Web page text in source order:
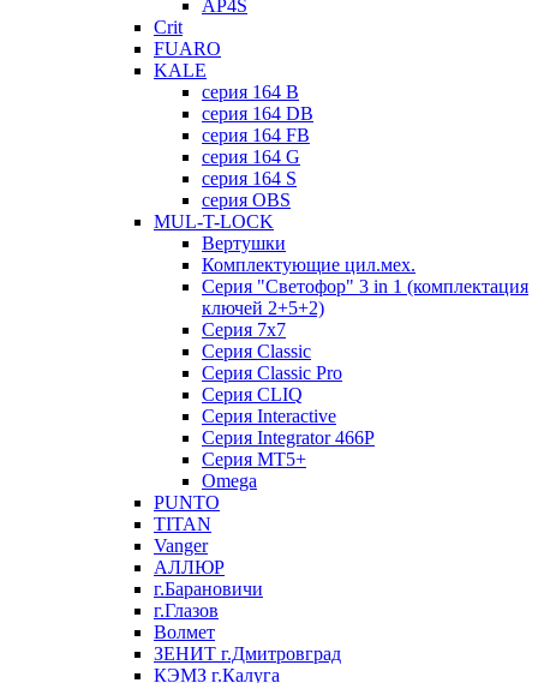
AP4S
Crit
FUARO
KALE
серия 164 B
серия 164 DB
серия 164 FB
серия 164 G
серия 164 S
серия OBS
MUL-T-LOCK
Вертушки
Комплектующие цил.мех.
Серия "Светофор" 3 in 1 (комплектация
ключей 2+5+2)
Серия 7х7
Серия Classic
Серия Classic Pro
Серия CLIQ
Серия Interactive
Серия Integrator 466P
Серия MT5+
Omega
PUNTO
TITAN
Vanger
АЛЛЮР
г.Барановичи
г.Глазов
Волмет
ЗЕНИТ г.Дмитровград
КЭМЗ г.Калуга